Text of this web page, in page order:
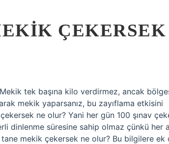
ÇEKERSEK
tek başına kilo verdirmez, ancak
mekik yaparsanız, bu zayıflama etkisini
ne olur? Yani her gün 100 şınav
dinlenme süresine sahip olmaz çünkü her
tane mekik çekersek ne olur? Bu bilgilere